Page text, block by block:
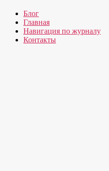
Блог
Главная
Навигация по журналу
Контакты